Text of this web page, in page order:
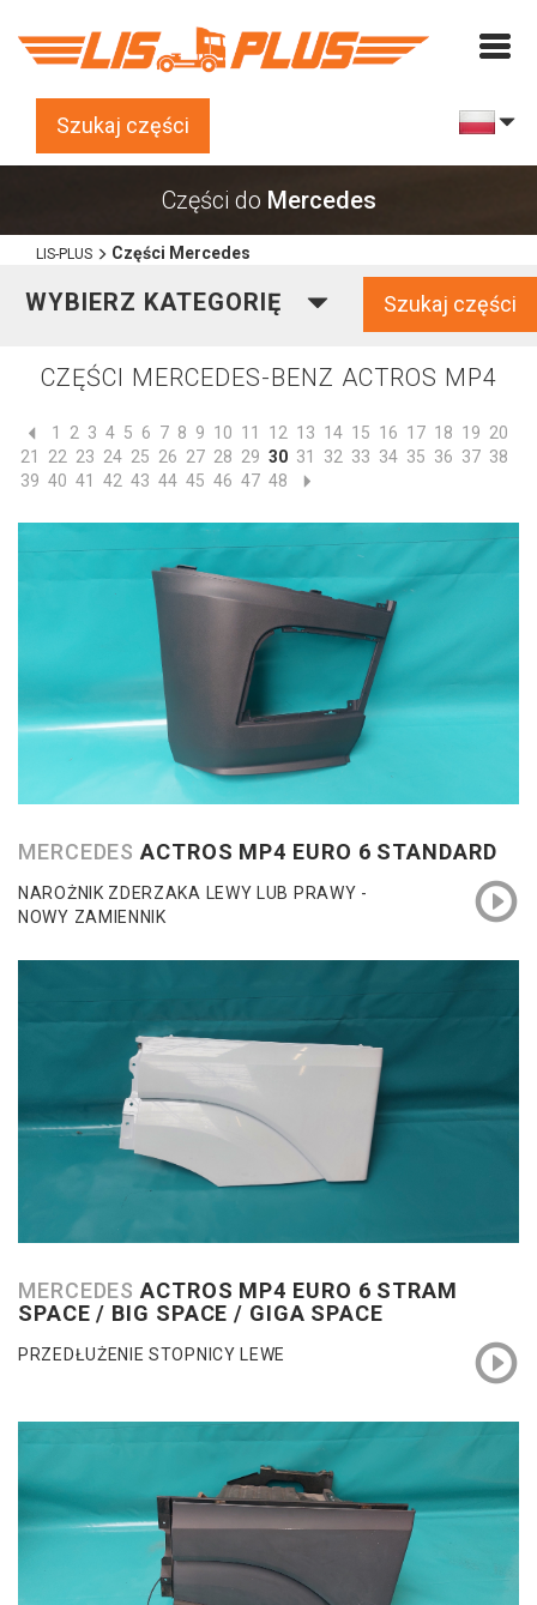
Szukaj części
Części do Mercedes
LIS-PLUS Części Mercedes
WYBIERZ KATEGORIĘ Szukaj części
CZĘŚCI MERCEDES-BENZ ACTROS MP4
1 2 3 4 5 6 7 8 9 10 11 12 13 14 15 16 17 18 19 20
21
22 23 24 25 26 27 28 29 30 31 32 33 34 35 36 37 38
39 40 41 42 43 44 45 46 47 48
MERCEDESACTROS MP4 EURO 6 STANDARD
NAROŻNIK ZDERZAKA LEWY LUB PRAWY -
NOWY ZAMIENNIK
MERCEDESACTROS MP4 EURO 6 STRAM
SPACE / BIG SPACE / GIGA SPACE
PRZEDŁUŻENIE STOPNICY LEWE